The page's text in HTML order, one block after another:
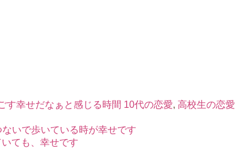
す幸せだなぁと感じる時間 10代の恋愛, 高校生の恋愛
ないで歩いている時が幸せです
ても、幸せです